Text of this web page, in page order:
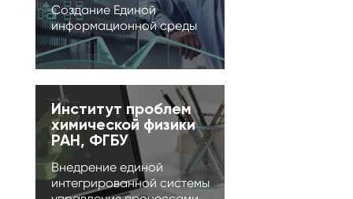
Создание Единой
информационной среды
Институт проблем
химической физики
РАН, ФГБУ
Внедрение единой
интегрированной системы